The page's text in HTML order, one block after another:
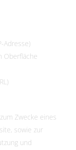
Adresse)
Oberfläche
Zwecke eines
sowie zur
und